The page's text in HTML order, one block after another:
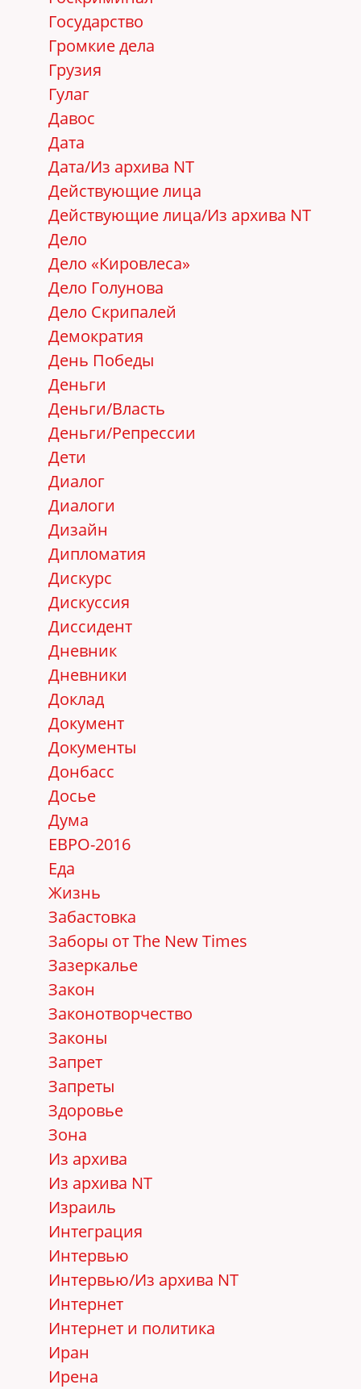
Государство
Громкие дела
Грузия
Гулаг
Давос
Дата
Дата/Из архива NT
Действующие лица
Действующие лица/Из архива NT
Дело
Дело «Кировлеса»
Дело Голунова
Дело Скрипалей
Демократия
День Победы
Деньги
Деньги/Власть
Деньги/Репрессии
Дети
Диалог
Диалоги
Дизайн
Дипломатия
Дискурс
Дискуссия
Диссидент
Дневник
Дневники
Доклад
Документ
Документы
Донбасс
Досье
Дума
ЕВРО-2016
Еда
Жизнь
Забастовка
Заборы от The New Times
Зазеркалье
Закон
Законотворчество
Законы
Запрет
Запреты
Здоровье
Зона
Из архива
Из архива NT
Израиль
Интеграция
Интервью
Интервью/Из архива NT
Интернет
Интернет и политика
Иран
Ирена